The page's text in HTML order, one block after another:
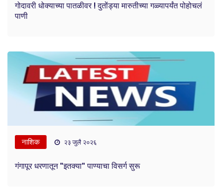
गोदावरी धोक्याच्या पातळीवर ! दुतोंड्या मारुतीच्या गळ्यापर्यंत पोहोचलं
पाणी
नाशिक २३ जुलै २०२६
गंगापूर धरणातून "इतक्या" पाण्याचा विसर्ग सुरू